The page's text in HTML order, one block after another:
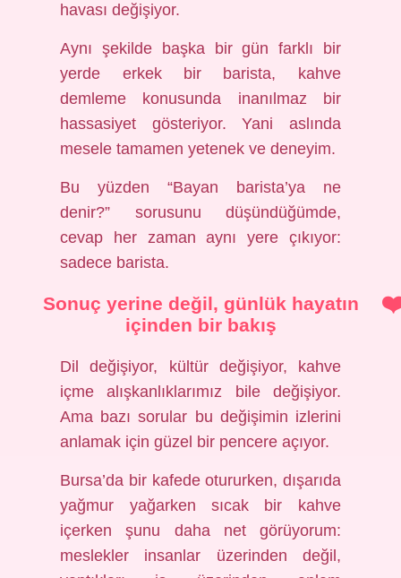
havası değişiyor.
Aynı şekilde başka bir gün farklı bir
yerde erkek bir barista, kahve
demleme konusunda inanılmaz bir
hassasiyet gösteriyor. Yani aslında
mesele tamamen yetenek ve deneyim.
Bu yüzden “Bayan barista’ya ne
denir?” sorusunu düşündüğümde,
cevap her zaman aynı yere çıkıyor:
sadece barista.
Sonuç yerine değil, günlük hayatın
içinden bir bakış
Dil değişiyor, kültür değişiyor, kahve
içme alışkanlıklarımız bile değişiyor.
Ama bazı sorular bu değişimin izlerini
anlamak için güzel bir pencere açıyor.
Bursa’da bir kafede otururken, dışarıda
yağmur yağarken sıcak bir kahve
içerken şunu daha net görüyorum:
meslekler insanlar üzerinden değil,